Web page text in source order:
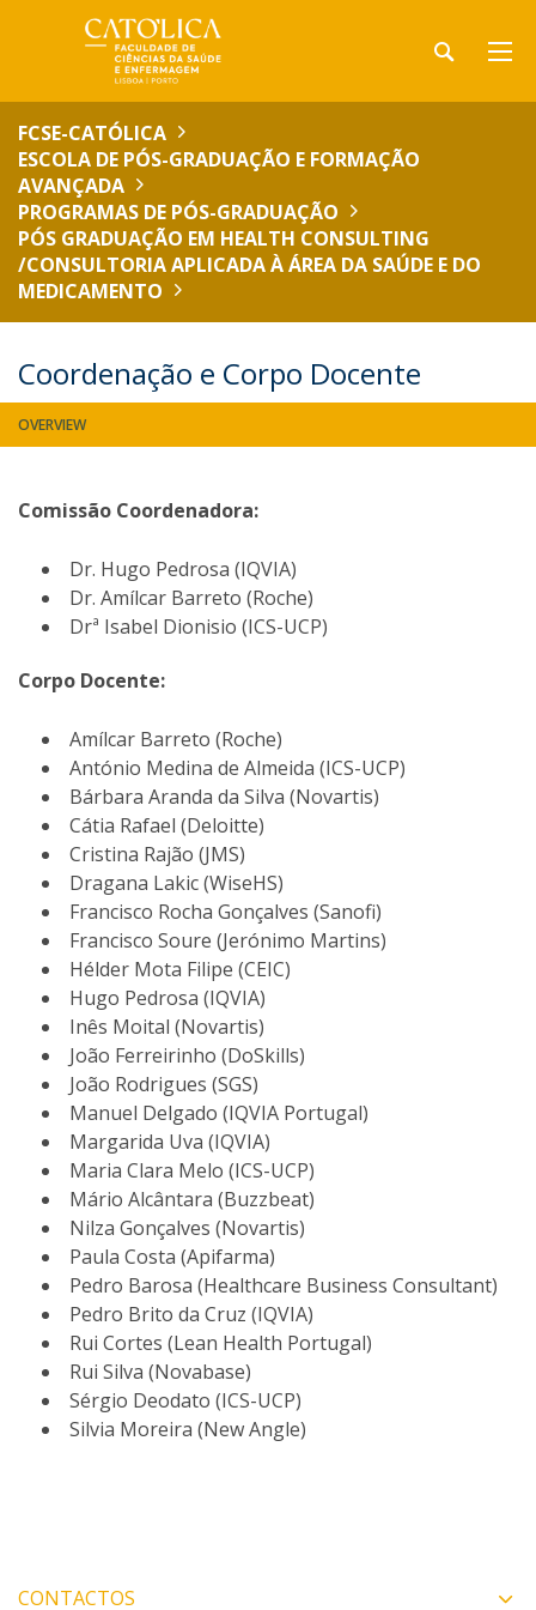
FCSE-CATÓLICA
ESCOLA DE PÓS-GRADUAÇÃO E FORMAÇÃO
AVANÇADA
PROGRAMAS DE PÓS-GRADUAÇÃO
PÓS GRADUAÇÃO EM HEALTH CONSULTING
/CONSULTORIA APLICADA À ÁREA DA SAÚDE E DO
MEDICAMENTO
Coordenação e Corpo Docente
OVERVIEW
Comissão Coordenadora:
Dr. Hugo Pedrosa (IQVIA)
Dr. Amílcar Barreto (Roche)
Drª Isabel Dionisio (ICS-UCP)
Corpo Docente:
Amílcar Barreto (Roche)
António Medina de Almeida (ICS-UCP)
Bárbara Aranda da Silva (Novartis)
Cátia Rafael (Deloitte)
Cristina Rajão (JMS)
Dragana Lakic (WiseHS)
Francisco Rocha Gonçalves (Sanofi)
Francisco Soure (Jerónimo Martins)
Hélder Mota Filipe (CEIC)
Hugo Pedrosa (IQVIA)
Inês Moital (Novartis)
João Ferreirinho (DoSkills)
João Rodrigues (SGS)
Manuel Delgado (IQVIA Portugal)
Margarida Uva (IQVIA)
Maria Clara Melo (ICS-UCP)
Mário Alcântara (Buzzbeat)
Nilza Gonçalves (Novartis)
Paula Costa (Apifarma)
Pedro Barosa (Healthcare Business Consultant)
Pedro Brito da Cruz (IQVIA)
Rui Cortes (Lean Health Portugal)
Rui Silva (Novabase)
Sérgio Deodato (ICS-UCP)
Silvia Moreira (New Angle)
CONTACTOS